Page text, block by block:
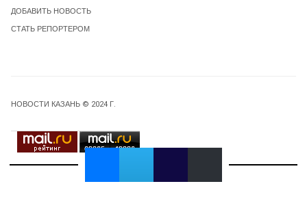
ДОБАВИТЬ НОВОСТЬ
СТАТЬ РЕПОРТЕРОМ
НОВОСТИ КАЗАНЬ © 2024 Г.
69065 49336